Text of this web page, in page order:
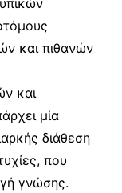
και πιθανών
και
μία
διάθεση
που
γνώσης.